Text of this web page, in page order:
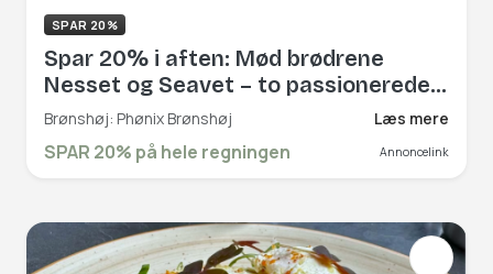
SPAR 20%
Spar 20% i aften: Mød brødrene
Nesset og Seavet – to passionerede
ejere, der har skabt en stemningsfuld
café fyldt med hygge og personlighed
i hjertet af Brønshøj. Book hér og få
Brønshøj: Phønix Brønshøj Læs mere
SPAR 20% på hele regningen Annoncelink